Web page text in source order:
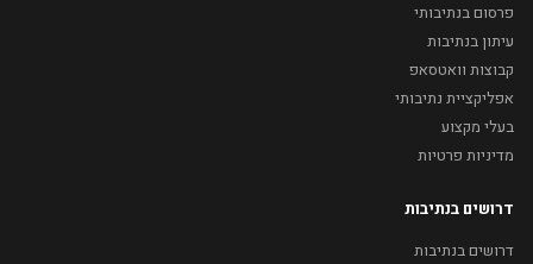
פרסום בנתיבותי
עיתון בנתיבות
קבוצות וואטסאפ
אפליקציית נתיבותי
בעלי מקצוע
מדיניות פרטיות
דרושים בנתיבות
דרושים בנתיבות